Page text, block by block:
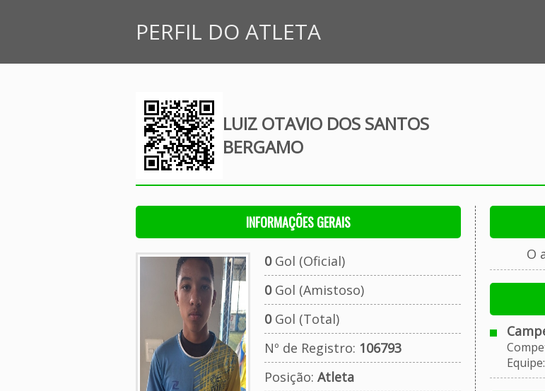
PERFIL DO ATLETA
LUIZ OTAVIO DOS SANTOS
BERGAMO
INFORMAÇÕES GERAIS
0Gol (Oficial)
0Gol (Amistoso)
0Gol (Total)
Nº de Registro: 106793
Posição: Atleta
O
Equipe: